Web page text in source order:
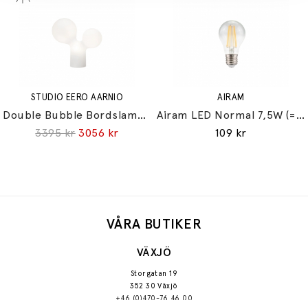
STUDIO EERO AARNIO
Double Bubble Bordslampa Small
3395 kr 3056 kr
AIRAM
Airam LED Normal 7,5W (=60W) E27
109 kr
VÅRA BUTIKER
VÄXJÖ
Storgatan 19
352 30 Växjö
+46 (0)470-76 46 00